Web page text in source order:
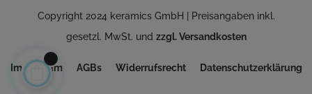
Copyright 2024 keramics GmbH | Preisangaben inkl.
gesetzl. MwSt. und zzgl. Versandkosten
Impressum AGBs Widerrufsrecht Datenschutzerklärung